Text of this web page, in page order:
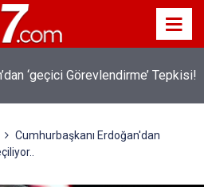
‘geçici Görevlendirme’ Tepkisi!
Cumhurbaşkanı Erdoğan'dan